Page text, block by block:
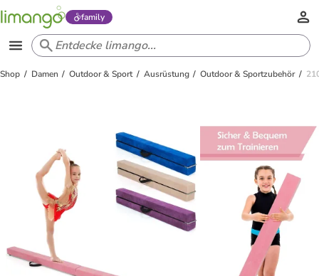
family
Shop Damen Outdoor & Sport Ausrüstung Outdoor & Sportzubehör